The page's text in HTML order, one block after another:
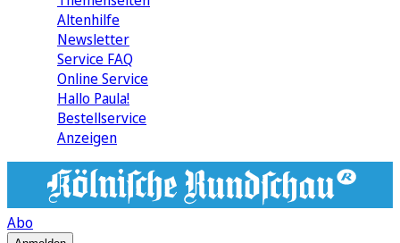
Altenhilfe
Newsletter
Service FAQ
Online Service
Hallo Paula!
Bestellservice
Anzeigen
Abo